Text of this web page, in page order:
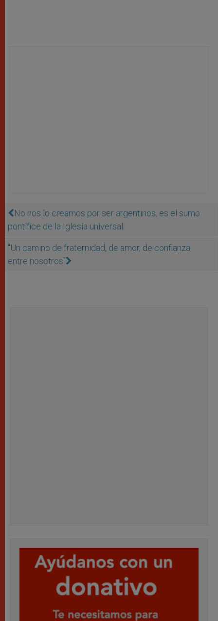
No nos lo creamos por ser argentinos, es el sumo
pontífice de la Iglesia universal
''Un camino de fraternidad, de amor, de confianza
entre nosotros''